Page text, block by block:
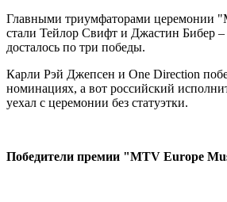
Главными триумфаторами церемонии
стали Тейлор Свифт и Джастин Бибер –
досталось по три победы.
Карли Рэй Джепсен и One Direction
номинациях, а вот российский
уехал с церемонии без статуэтки.
Победители премии "MTV Europe